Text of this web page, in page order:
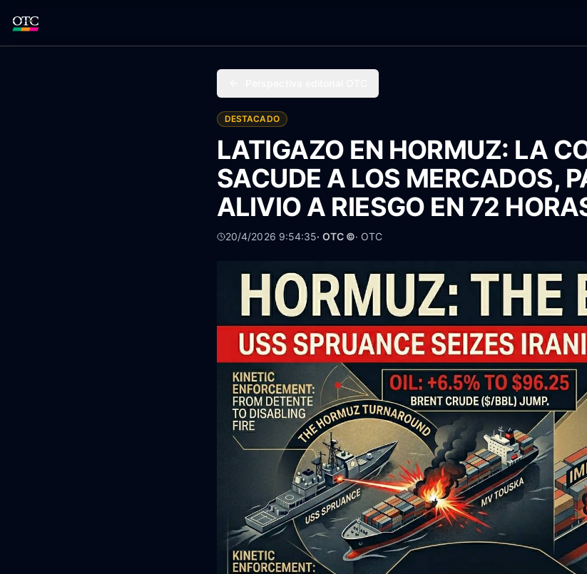
DESTACADO
LATIGAZO EN HORMUZ: LA
SACUDE A LOS MERCADOS,
ALIVIO A RIESGO EN 72
20/4/2026 9:54:35· OTC ©· OTC